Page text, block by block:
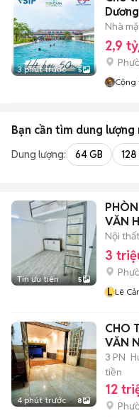
3 phút trước 5
Nhà
2,9
Cộng
Bạn cần tìm dung lượng
Dung lượng: 64 GB 128
Tin ưu tiên 5
VĂN
Nội
3
L Lê
4 phút trước 8
CHO
VĂN
3 PN
tiền
12